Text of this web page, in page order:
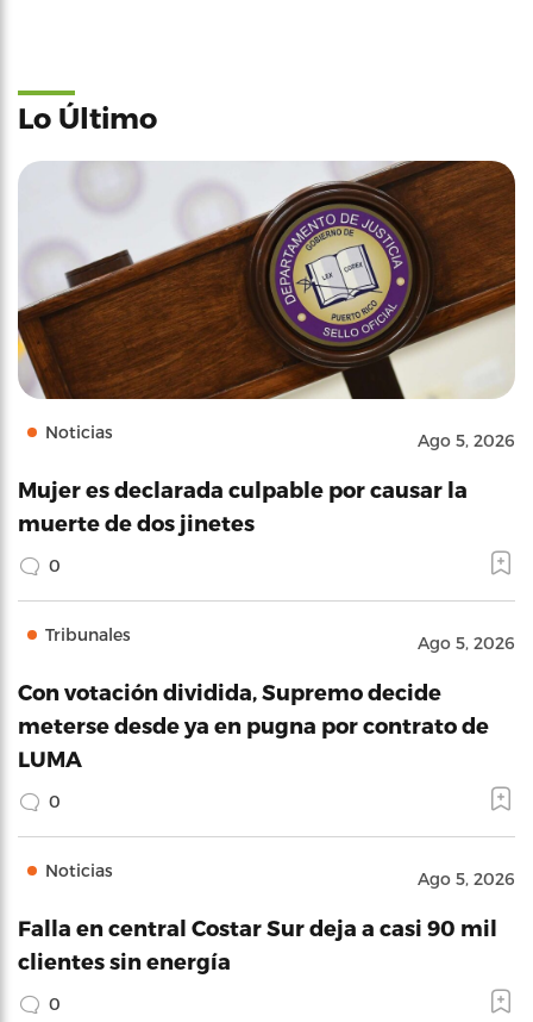
Lo Último
Noticias Ago 5, 2026
Mujer es declarada culpable por causar la
muerte de dos jinetes
0
Tribunales Ago 5, 2026
Con votación dividida, Supremo decide
meterse desde ya en pugna por contrato de
LUMA
0
Noticias Ago 5, 2026
Falla en central Costar Sur deja a casi 90 mil
clientes sin energía
0